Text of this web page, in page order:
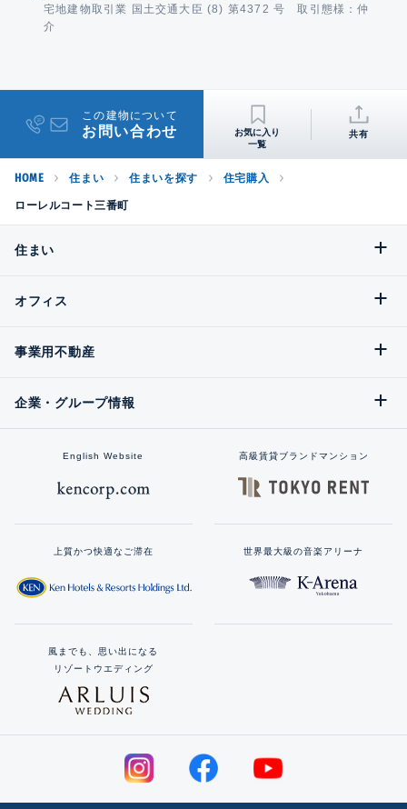
宅地建物取引業 国土交通大臣 (8) 第4372 号 取引態様：仲
介
この建物について
お問い合わせ 共有
HOME 住まい 住まいを探す 住宅購入
ローレルコート三番町
住まい
オフィス
事業用不動産
企業・グループ情報
English Website 高級賃貸ブランドマンション
上質かつ快適なご滞在 世界最大級の音楽アリーナ
風までも、思い出になる
リゾートウエディング